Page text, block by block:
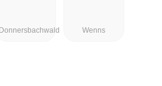
Donnersbachwald Wenns